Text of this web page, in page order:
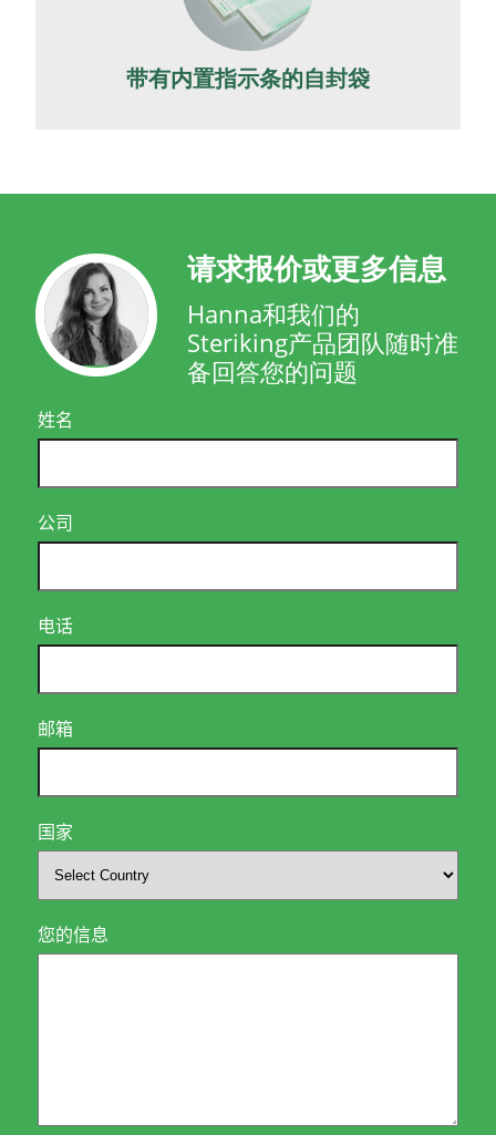
带有内置指示条的自封袋
请求报价或更多信息
Hanna和我们的
Steriking产品团队随时准
备回答您的问题
姓名
公司
电话
邮箱
国家
您的信息